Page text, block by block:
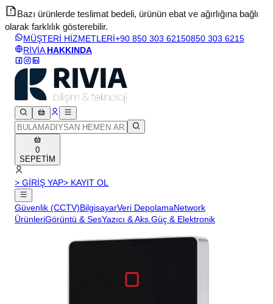
Bazı ürünlerde teslimat bedeli, ürünün ebat ve ağırlığına bağlı
olarak farklılık gösterebilir.
MÜŞTERİ HİZMETLERİ+90 850 303 62150850 303 6215
RİVİA HAKKINDA
0
SEPETİM
> GİRİŞ YAP> KAYIT OL
Güvenlik (CCTV)BilgisayarVeri DepolamaNetwork
ÜrünleriGörüntü & SesYazıcı & Aks.Güç & Elektronik